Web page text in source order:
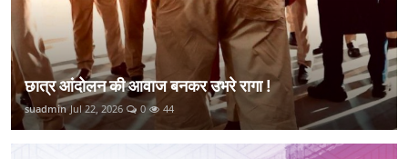
छात्र आंदोलन की आवाज बनकर उभरे रागा !
suadmin Jul 22, 2026 0 44